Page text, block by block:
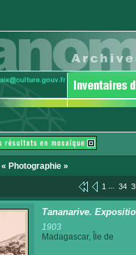
« Photographie »
1 ... 34
Tananarive.
1903
Madagascar, Île de